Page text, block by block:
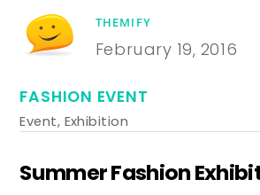
THEMIFY
February 19, 2016
FASHION EVENT
Event, Exhibition
Summer Fashion